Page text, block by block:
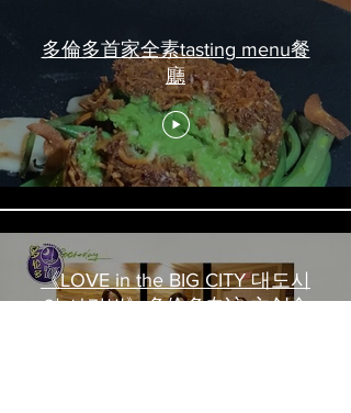
多倫多首家全素tasting menu餐
廳
《LOVE in the BIG CITY 대도시
의 사랑법》多伦多专访 主创金